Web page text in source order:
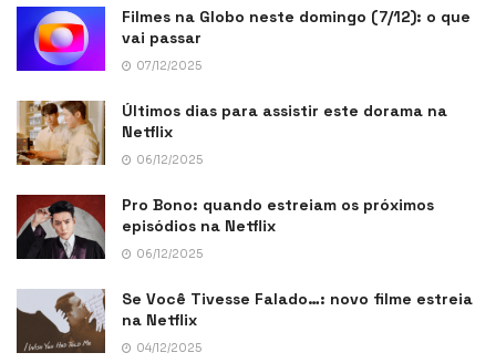
Filmes na Globo neste domingo (7/12): o que
vai passar
07/12/2025
Últimos dias para assistir este dorama na
Netflix
06/12/2025
Pro Bono: quando estreiam os próximos
episódios na Netflix
06/12/2025
Se Você Tivesse Falado…: novo filme estreia
na Netflix
04/12/2025